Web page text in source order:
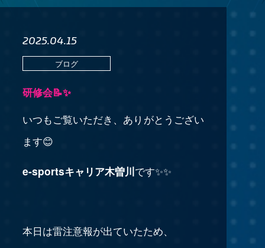
2025.04.15
ブログ
研修会📝✨
いつもご覧いただき、ありがとうござい
ます😊
e-sportsキャリア木曽川です✨✨
本日は雷注意報が出ていたため、